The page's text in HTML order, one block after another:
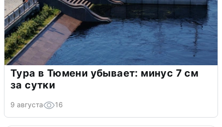
Тура в Тюмени убывает: минус 7 см
за сутки
9 августа 16